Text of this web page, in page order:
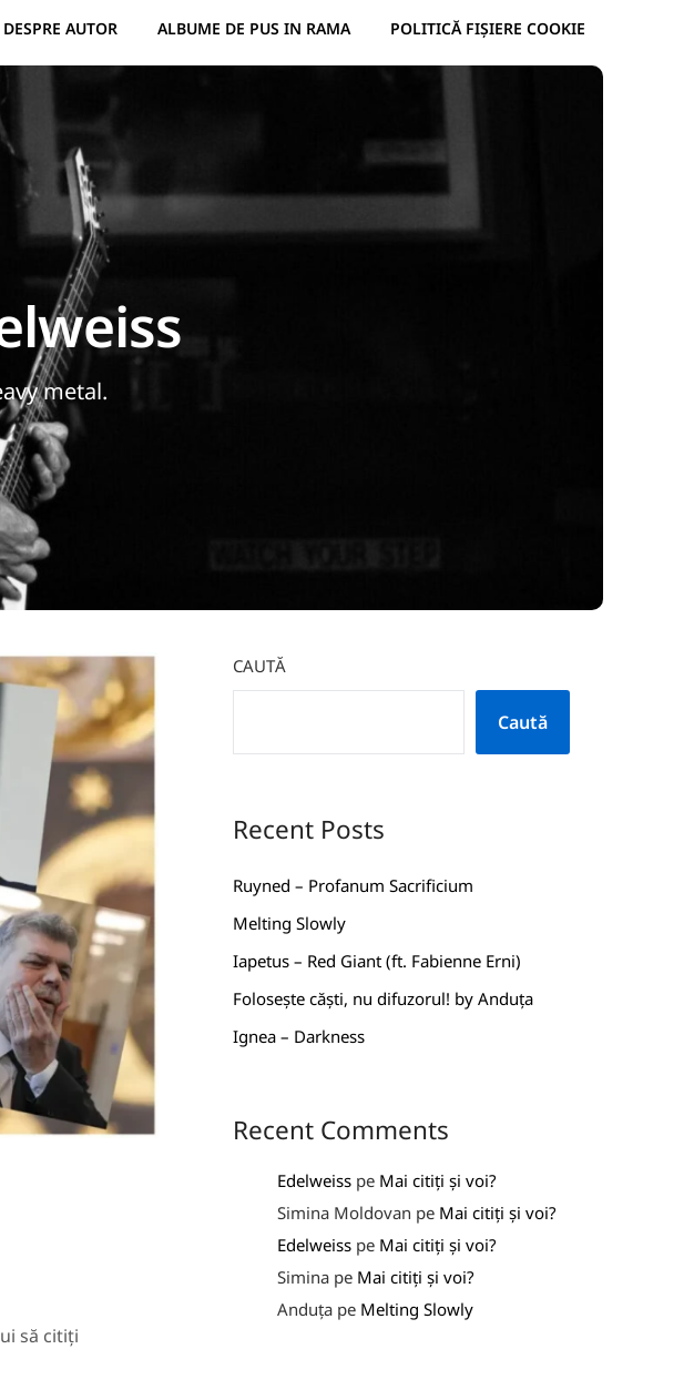
DESPRE AUTOR ALBUME DE PUS IN RAMA POLITICĂ FIȘIERE COOKIE
metal.
să citiți
CAUTĂ
Caută
Recent Posts
Ruyned – Profanum Sacrificium
Melting Slowly
Iapetus – Red Giant (ft. Fabienne Erni)
Folosește căști, nu difuzorul! by Anduța
Ignea – Darkness
Recent Comments
Edelweisspe Mai citiți și voi?
Simina Moldovan pe Mai citiți și voi?
Edelweisspe Mai citiți și voi?
Siminape Mai citiți și voi?
Anduțape Melting Slowly